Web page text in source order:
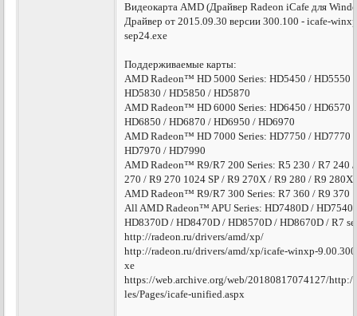
Видеокарта AMD (Драйвер Radeon iCafe для
Драйвер от 2015.09.30 версии 300.100 - icafe-
sep24.exe
Поддерживаемые карты:
AMD Radeon™ HD 5000 Series: HD5450 / HD5550
HD5830 / HD5850 / HD5870
AMD Radeon™ HD 6000 Series: HD6450 / HD6570
HD6850 / HD6870 / HD6950 / HD6970
AMD Radeon™ HD 7000 Series: HD7750 / HD7770
HD7970 / HD7990
AMD Radeon™ R9/R7 200 Series: R5 230 / R7 240
270 / R9 270 1024 SP / R9 270X / R9 280 / R9 280X
AMD Radeon™ R9/R7 300 Series: R7 360 / R9 370
All AMD Radeon™ APU Series: HD7480D /
HD8370D / HD8470D / HD8570D / HD8670D / R7
http://radeon.ru/drivers/amd/xp/
http://radeon.ru/drivers/amd/xp/icafe-winxp-
xe
https://web.archive.org/web/20180817074127/
les/Pages/icafe-unified.aspx